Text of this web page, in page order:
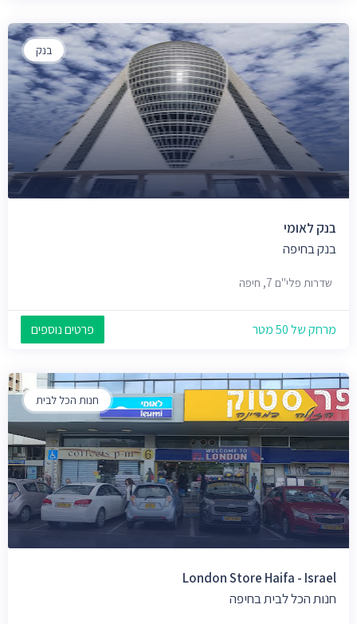
בנק
בנק לאומי
בנק בחיפה
שדרות פלי"ם 7, חיפה
מרחק של 50 מטר פרטים נוספים
חנות הכל לבית
London Store Haifa - Israel
חנות הכל לבית בחיפה